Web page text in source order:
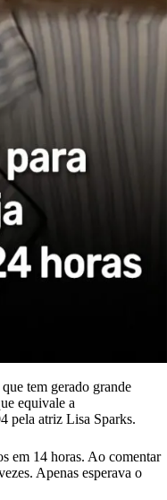
tem gerado grande
equivale a
pela atriz Lisa Sparks.
em 14 horas. Ao comentar
Apenas esperava o